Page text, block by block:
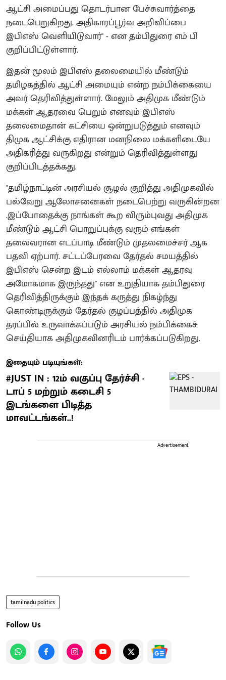
ஆட்சி அமைப்பது தொடர்பான பேச்சுவார்த்தை
நடைபெறுகிறது. அதிகாரப்பூர்வ அறிவிப்பை
இபிஎஸ் வெளியிடுவார்'' - என தம்பிதுரை எம் பி
குறிப்பிட்டுள்ளார்.
இதன் மூலம் இபிஎஸ் தலைமையில் மீண்டும்
தமிழகத்தில் ஆட்சி அமையும் என்ற நம்பிக்கையை
அவர் தெரிவித்துள்ளார். மேலும் அதிமுக மீண்டும்
மக்கள் ஆதரவை பெறும் எனவும் இபிஎஸ்
தலைமைதான் கட்சியை ஒன்றுபடுத்தும் எனவும்
திமுக ஆட்சிக்கு எதிரான மனநிலை மக்களிடையே
அதிகரித்து வருகிறது என்றும் தெரிவித்துள்ளது
குறிப்பிடத்தக்கது.
"தமிழ்நாட்டின் அரசியல் சூழல் குறித்து அதிமுகவில்
பல்வேறு ஆலோசனைகள் நடைபெற்று வருகின்றன
.இப்போதைக்கு நாங்கள் கூற விரும்புவது அதிமுக
மீண்டும் ஆட்சி பொறுப்புக்கு வரும் எங்கள்
தலைவரான எடப்பாடி மீண்டும் முதலமைச்சர் ஆக
பதவி ஏற்பார். சட்டப்பேரவை தேர்தல் சமயத்தில்
இபிஎஸ் சென்ற இடம் எல்லாம் மக்கள் ஆதரவு
அமோகமாக இருந்தது" என உறுதியாக தம்பிதுரை
தெரிவித்திருக்கும் இந்தக் கருத்து நிகழ்ந்து
கொண்டிருக்கும் தேர்தல் குழப்பத்தில் அதிமுக
தரப்பில் உருவாக்கப்படும் அரசியல் நம்பிக்கைச்
செய்தியாக அதிமுகவினரிடம் பார்க்கப்படுகிறது.
இதையும் படியுங்கள்:
#JUST IN : 12ம் வகுப்பு தேர்ச்சி -
டாப் 5 மற்றும் கடைசி 5
இடங்களை பிடித்த
மாவட்டங்கள்..!
Advertisement
tamilnadu politics
Follow Us